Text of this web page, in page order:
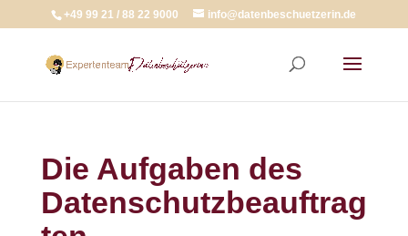
+49 99 21 / 88 22 9000 info@datenbeschuetzerin.de
Die Aufgaben des
Datenschutzbeauftrag